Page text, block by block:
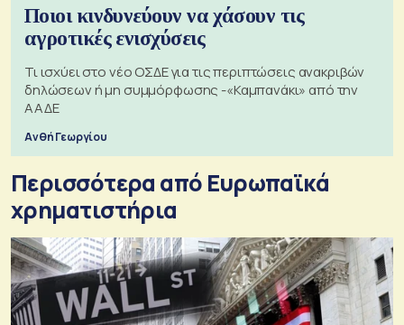
Ποιοι κινδυνεύουν να χάσουν τις
αγροτικές ενισχύσεις
Τι ισχύει στο νέο ΟΣΔΕ για τις περιπτώσεις ανακριβών
δηλώσεων ή μη συμμόρφωσης -«Καμπανάκι» από την
ΑΑΔΕ
Ανθή Γεωργίου
Περισσότερα από Ευρωπαϊκά
χρηματιστήρια